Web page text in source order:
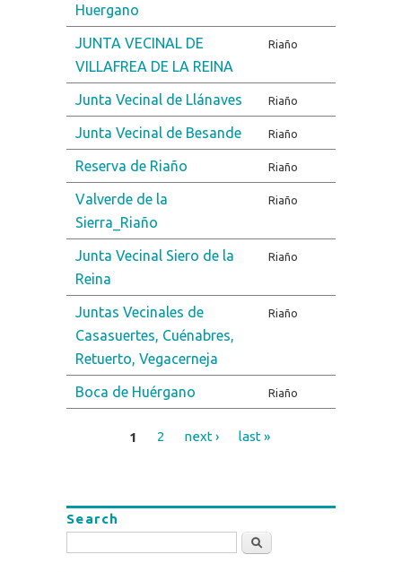
Huergano
JUNTA VECINAL DE
VILLAFREA DE LA REINA
Riaño
Junta Vecinal de Llánaves Riaño
Junta Vecinal de Besande Riaño
Reserva de Riaño Riaño
Valverde de la
Sierra_Riaño
Riaño
Junta Vecinal Siero de la
Reina
Riaño
Juntas Vecinales de
Casasuertes, Cuénabres,
Retuerto, Vegacerneja
Riaño
Boca de Huérgano Riaño
1 2 next › last »
Search
Search